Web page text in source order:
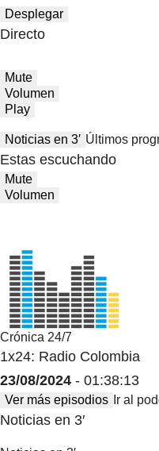
Desplegar
Directo
Mute
Volumen
Play
Noticias en 3′ Últimos
Estas escuchando
Mute
Volumen
Crónica 24/7
1x24: Radio Colombia
23/08/2024 - 01:38:13
Ver más episodios Ir al
Noticias en 3′